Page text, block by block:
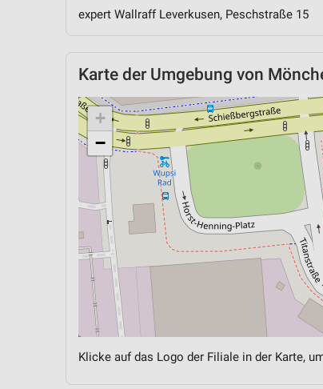
expert Wallraff Leverkusen, Peschstraße 15
Karte der Umgebung von
+
−
Klicke auf das Logo der Filiale in der Karte,